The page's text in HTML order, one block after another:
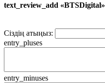
text_review_add «BTSDigital»
Сіздің атыңыз:
entry_pluses
entry_minuses